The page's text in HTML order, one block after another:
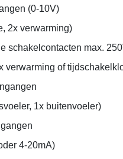
(0-10V)
2x verwarming)
schakelcontacten max.
verwarming of
1x buitenvoeler)
4-20mA)